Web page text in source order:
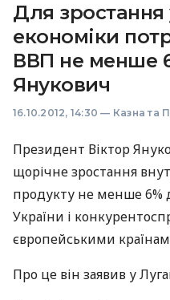
Для зростання
економіки
ВВП не менше
Янукович
16.10.2012, 14:30 — Казна та
Президент Віктор
щорічне зростання
продукту не менше 6%
України і
європейськими
Про це він заявив у